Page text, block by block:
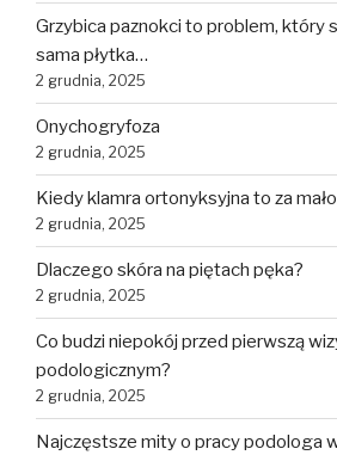
Grzybica paznokci to problem, który
sama płytka…
2 grudnia, 2025
Onychogryfoza
2 grudnia, 2025
Kiedy klamra ortonyksyjna to za
2 grudnia, 2025
Dlaczego skóra na piętach pęka?
2 grudnia, 2025
Co budzi niepokój przed pierwszą
podologicznym?
2 grudnia, 2025
Najczęstsze mity o pracy podologa